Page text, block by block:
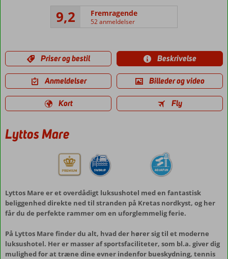
9,2 Fremragende
52 anmeldelser
Priser og bestil Beskrivelse
Anmeldelser Billeder og video
Kort Fly
Lyttos Mare
Lyttos Mare er et overdådigt luksushotel med en fantastisk
beliggenhed direkte ned til stranden på Kretas nordkyst, og her
får du de perfekte rammer om en uforglemmelig ferie.
På Lyttos Mare finder du alt, hvad der hører sig til et moderne
luksushotel. Her er masser af sportsfaciliteter, som bl.a. giver dig
mulighed for at træne dine evner indenfor bueskydning, tennis